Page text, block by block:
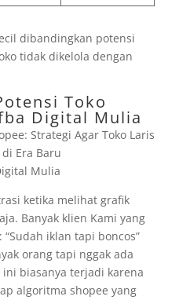
dibandingkan potensi
tidak dikelola dengan
Toko
Digital Mulia
Mulia
ketika melihat grafik
Banyak klien Kami yang
iklan tapi boncos”
orang tapi nggak ada
ini biasanya terjadi karena
algoritma shopee yang